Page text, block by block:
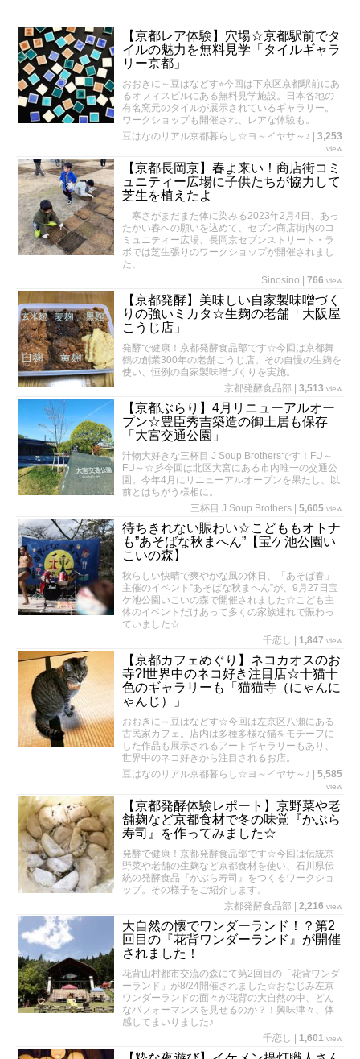
【京都レア体験】穴場☆京都駅前でタ
イルの魅力を無料見学「タイルギャラ
リー京都」
おおきに～豆はなどす⭐︎今回は下京区京都駅前にあ
るオフィスビルにある無料見学施設。日本各地の
有名窯元のタイルが展示されているギャラリー。
ワークショップも開催され、レアな体験も。
豆はなのリアル京都暮らし☆ヨ～イヤサ～♪
3,253
view
【京都長岡京】春よ来い！商店街コミ
ュニティー広場に子供たちが協力して
芝生を植えたよ
寒さがまだまだ体に染みる2023年2月4日、あっ
たかい春への願いを込めて、セブン商店街内のコ
ミュニティー広場、長岡京セブンストリート・ラ
ボでは芝生張りのワークショップが開催されまし
た。
Sinosino
766 view
【京都発酵】美味しい自家製味噌づく
りの強いミカタ☆生麹の老舗「大阪屋
こうじ店」
発酵で健康！京都発酵食品部です☆今回は京都舞
鶴の創業300年の老舗こうじ店。その自慢の生麹を
使い、恒例の自家製味噌づくりを実施。
京都発酵食品部
3,513 view
【京都ぶらり】4月リニューアルオー
プン☆豊臣秀吉築造の御土居も保存
「大宮交通公園」
汁物大好きな三杯目 J Soup Brothersです！FU～
FU～☆彡今回は北区大宮にある市内唯一の交通公
園。今年4月にリニューアルオープンを果たし、以
前とはちがう様相に。
三杯目 J Soup Brothers
5,605 view
待ちきれない賑わい☆こどももオトナ
も”あそばな秋まへん”【宝ケ池公園い
こいの森】
秋らしい快晴で爽やかな風の休日、「あそば春」
主催のイベント”あそばな秋まへん”が、9月27日宝
ケ池公園いこいの森で開催されました☆こども主
体のイベントだけあって多くの家族連れで賑わっ
ていました☆
千恋し
1,847 view
【京都カフェめぐり】ネコカオスのお
寺?!世界中のネコ好き注目店☆十猫十
色のギャラリーも「猫猫寺（にゃんに
ゃんじ）」
おおきに～豆はなどす☆今回は左京区八瀬にある
古民家カフェ。店内は多種多様な猫をモチーフに
した作品も展示されるアートギャラリーもあり、
世界中のネコ好きから注目されるお店。
豆はなのリアル京都暮らし☆ヨ～イヤサ～♪
5,585
view
【京都発酵体験レポート】京野菜や老
舗麹など京都食材で冬の味覚『かぶら
寿司』を作ってみました☆
発酵で健康！京都発酵食品部です☆今回は伝統京
野菜や老舗の生麹など京都食材を使い、石川県伝
統の発酵食品『かぶら寿司』をつくるワークショ
ップ。その様子をご紹介します。
京都発酵食品部
2,216 view
大自然の懐でワンダーランド！？第2
回目の『花背ワンダーランド』が開催
されました！
花背山村都市交流の森にて第2回目の「花背ワンダ
ーランド」が8/24開催されました☆おなじみ左京
ワンダーランドの面々が花背の大自然の中、どん
なパフォーマンスを見せるのか？！興味津々、体
感してまいりました♪
千恋し
1,601 view